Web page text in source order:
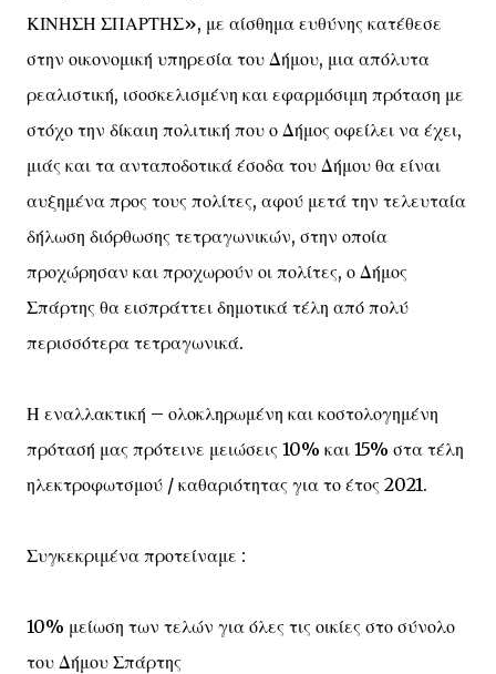
ΚΙΝΗΣΗ ΣΠΑΡΤΗΣ», με αίσθημα ευθύνης κατέθεσε
στην οικονομική υπηρεσία του Δήμου, μια απόλυτα
ρεαλιστική, ισοσκελισμένη και εφαρμόσιμη πρόταση με
στόχο την δίκαιη πολιτική που ο Δήμος οφείλει να έχει,
μιάς και τα ανταποδοτικά έσοδα του Δήμου θα είναι
αυξημένα προς τους πολίτες, αφού μετά την τελευταία
δήλωση διόρθωσης τετραγωνικών, στην οποία
προχώρησαν και προχωρούν οι πολίτες, ο Δήμος
Σπάρτης θα εισπράττει δημοτικά τέλη από πολύ
περισσότερα τετραγωνικά.
Η εναλλακτική – ολοκληρωμένη και κοστολογημένη
πρότασή μας πρότεινε μειώσεις 10% και 15% στα τέλη
ηλεκτροφωτσμού / καθαριότητας για το έτος 2021.
Συγκεκριμένα προτείναμε :
10% μείωση των τελών για όλες τις οικίες στο σύνολο
του Δήμου Σπάρτης